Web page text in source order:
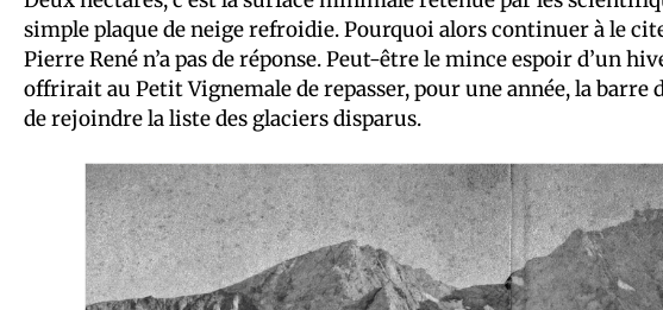
simple plaque de neige refroidie. Pourquoi alors continuer à le
Pierre René n’a pas de réponse. Peut-être le mince espoir d’un
offrirait au Petit Vignemale de repasser, pour une année, la barre
de rejoindre la liste des glaciers disparus.